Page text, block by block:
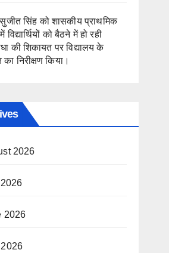
सुजीत सिंह को शासकीय प्राथमिक
विद्यार्थियों को बैठने में हो रही
की शिकायत पर विद्यालय के
का निरीक्षण किया।
2026
2026